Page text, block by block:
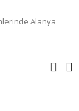
Alanya